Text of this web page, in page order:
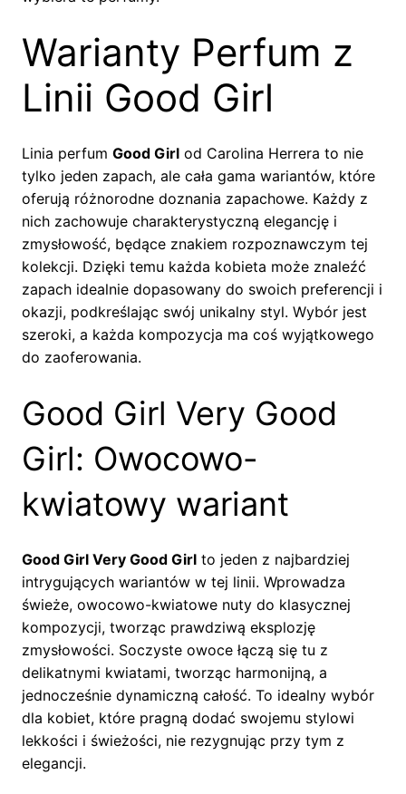
Warianty Perfum z
Linii Good Girl
Linia perfum Good Girl od Carolina Herrera to nie
tylko jeden zapach, ale cała gama wariantów, które
oferują różnorodne doznania zapachowe. Każdy z
nich zachowuje charakterystyczną elegancję i
zmysłowość, będące znakiem rozpoznawczym tej
kolekcji. Dzięki temu każda kobieta może znaleźć
zapach idealnie dopasowany do swoich preferencji i
okazji, podkreślając swój unikalny styl. Wybór jest
szeroki, a każda kompozycja ma coś wyjątkowego
do zaoferowania.
Good Girl Very Good
Girl: Owocowo-
kwiatowy wariant
Good Girl Very Good Girl to jeden z najbardziej
intrygujących wariantów w tej linii. Wprowadza
świeże, owocowo-kwiatowe nuty do klasycznej
kompozycji, tworząc prawdziwą eksplozję
zmysłowości. Soczyste owoce łączą się tu z
delikatnymi kwiatami, tworząc harmonijną, a
jednocześnie dynamiczną całość. To idealny wybór
dla kobiet, które pragną dodać swojemu stylowi
lekkości i świeżości, nie rezygnując przy tym z
elegancji.